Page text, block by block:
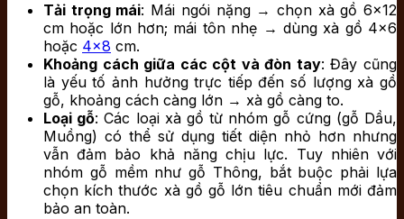
Tải trọng mái: Mái ngói nặng → chọn xà gồ 6×12
cm hoặc lớn hơn; mái tôn nhẹ → dùng xà gồ 4×6
hoặc 4×8 cm.
Khoảng cách giữa các cột và đòn tay: Đây cũng
là yếu tố ảnh hưởng trực tiếp đến số lượng xà gồ
gỗ, khoảng cách càng lớn → xà gồ càng to.
Loại gỗ: Các loại xà gồ từ nhóm gỗ cứng (gỗ Dầu,
Muồng) có thể sử dụng tiết diện nhỏ hơn nhưng
vẫn đảm bảo khả năng chịu lực. Tuy nhiên với
nhóm gỗ mềm như gỗ Thông, bắt buộc phải lựa
chọn kích thước xà gồ gỗ lớn tiêu chuẩn mới đảm
bảo an toàn.